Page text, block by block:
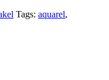
Tags: aquarel,